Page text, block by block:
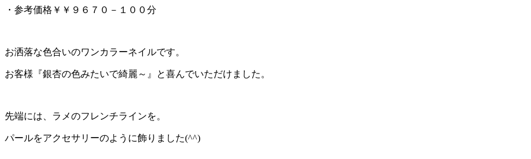
・参考価格￥￥９６７０－１００分
お洒落な色合いのワンカラーネイルです。
お客様『銀杏の色みたいで綺麗～』と喜んでいただけました。
先端には、ラメのフレンチラインを。
パールをアクセサリーのように飾りました(^^)